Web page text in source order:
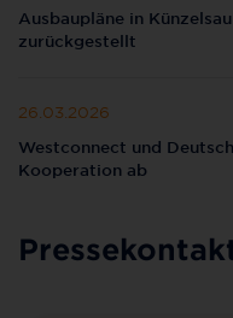
Ausbaupläne in
zurückgestellt
26.03.2026
Westconnect und
Kooperation ab